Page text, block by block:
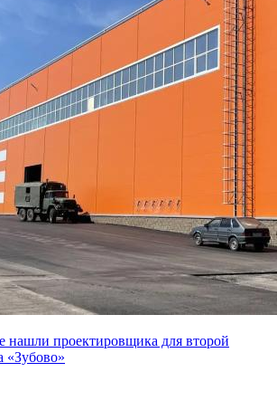
проектировщика для второй
«Зубово»